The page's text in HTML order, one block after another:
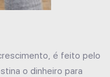
é feito pelo
o dinheiro para